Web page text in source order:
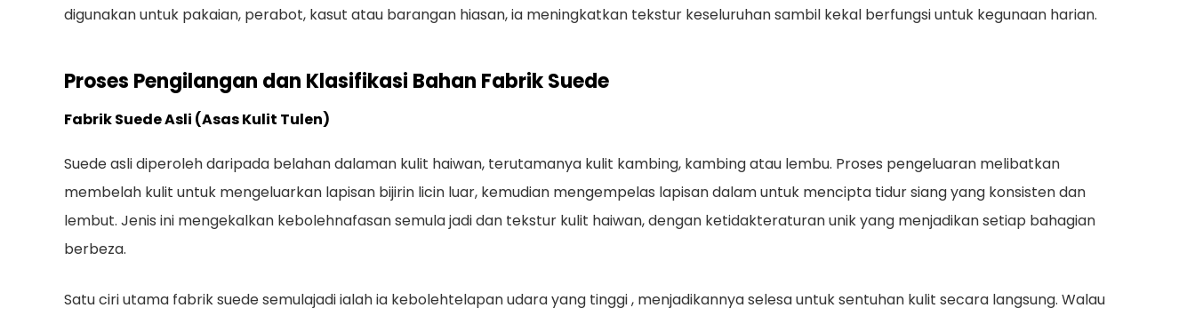
digunakan untuk pakaian, perabot, kasut atau barangan hiasan, ia meningkatkan tekstur keseluruhan sambil kekal berfungsi untuk kegunaan harian.
Proses Pengilangan dan Klasifikasi Bahan Fabrik Suede
Fabrik Suede Asli (Asas Kulit Tulen)
Suede asli diperoleh daripada belahan dalaman kulit haiwan, terutamanya kulit kambing, kambing atau lembu. Proses pengeluaran melibatkan
membelah kulit untuk mengeluarkan lapisan bijirin licin luar, kemudian mengempelas lapisan dalam untuk mencipta tidur siang yang konsisten dan
lembut. Jenis ini mengekalkan kebolehnafasan semula jadi dan tekstur kulit haiwan, dengan ketidakteraturan unik yang menjadikan setiap bahagian
berbeza.
Satu ciri utama fabrik suede semulajadi ialah ia kebolehtelapan udara yang tinggi, menjadikannya selesa untuk sentuhan kulit secara langsung. Walau